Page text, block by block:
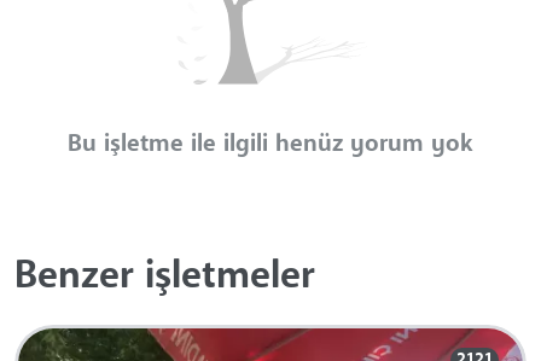
Bu işletme ile ilgili henüz yorum yok
Benzer işletmeler